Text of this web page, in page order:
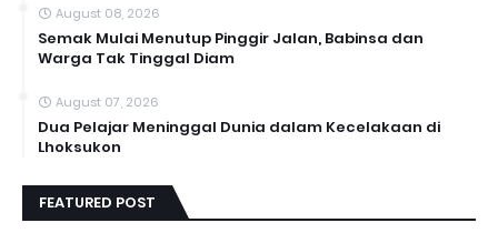
August 08, 2026
Semak Mulai Menutup Pinggir Jalan, Babinsa dan
Warga Tak Tinggal Diam
August 07, 2026
Dua Pelajar Meninggal Dunia dalam Kecelakaan di
Lhoksukon
FEATURED POST